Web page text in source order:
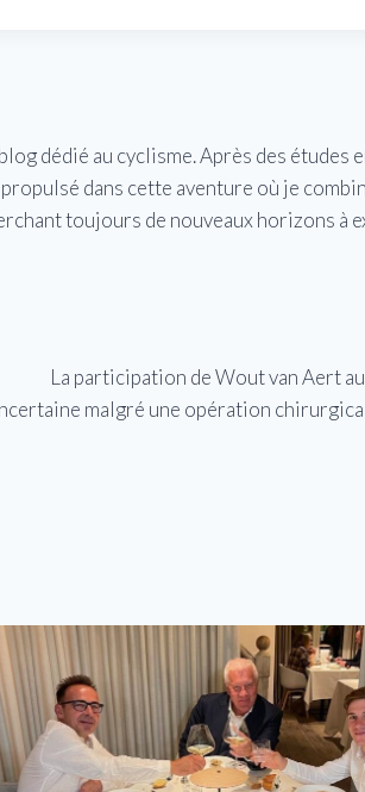
dédié au cyclisme. Après des études
dans cette aventure où je
toujours de nouveaux horizons à
La participation de Wout van Aert
malgré une opération